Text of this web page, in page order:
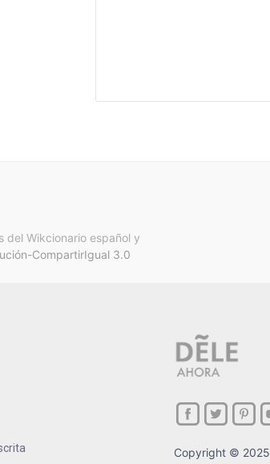
Wikcionario español y
CompartirIgual 3.0
Copyright © 2025